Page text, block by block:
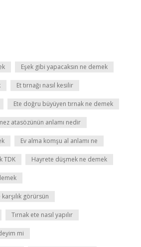
Eşek gibi yapacaksın ne demek
Et tırnağı nasıl kesilir
Ete doğru büyüyen tırnak ne demek
atasözünün anlamı nedir
Ev alma komşu al anlamı ne
TDK Hayrete düşmek ne demek
görürsün
Tırnak ete nasıl yapılır
mi